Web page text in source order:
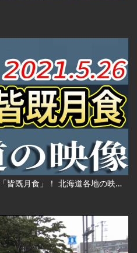
ノーカット！スーパームーンの「皆既月食」！ 北海道各地の映像 2021年5月26日(水)